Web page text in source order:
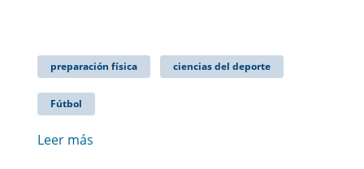
preparación física ciencias del deporte
Fútbol
Leer más